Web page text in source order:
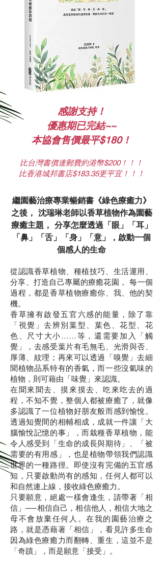
感謝支持！
優惠期已完結~~
本協會售價最平$180！
比台灣書價連郵費約港幣$200！！！
比香港城邦書店$183.35更平宜！！！
繼園藝治療專業暢銷書《綠色療癒力》
之後， 沈瑞琳老師以香草植物作為園藝
療癒主題， 分享怎麼透過「眼」「耳」
「鼻」「舌」「身」「意」，啟動一個
個感人的生命
從認識香草植物、種植技巧、生活運用、
分享、打造自己專屬的療癒花園， 每一個
過程，都是香草植物療癒你、我、他的契
機。
香草擁有啟發五官六感的能量，除了靠
「視覺」去辨別葉型、葉色、花型、花
色、尺寸大小……等，還需要加入「觸
覺」，去感受葉片有毛無毛、光滑與否、
厚薄、紋理；再來可以透過「嗅覺」去細
聞植物品系特有的香氣，而一些沒氣味的
植物，則可藉由「味覺」來認識。
在聞來聞去、摸來摸去、吃來吃去的過
程，不知不覺，整個人都被療癒了，就像
多認識了一位植物好朋友般而感到愉悅。
透過知覺間的相輔相成，成就一件讓「大
腦愉悅記憶的事」，而栽種香草植物，能
令人感受到「生命的成長與期待」、「被
需要的有用感」，也是植物帶領我們認識
世界的一種路徑。即使沒有完備的五官感
知，只要啟動尚有的感知，任何人都可以
和自然連上線，接收綠色療癒力。
只要願意，絕處一樣會逢生，請帶著「相
信」──相信自己，相信他人，相信大地之
母不會放棄任何人。在我的園藝治療之
路，就是憑藉著「相信」，看見許多生命
因為綠色療癒力而翻轉、重生，這並不是
「奇蹟」，而是願意「接受」。